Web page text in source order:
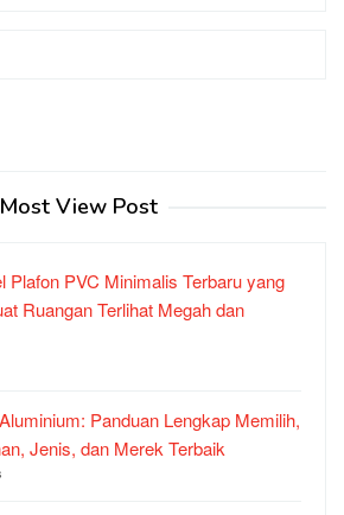
Most View Post
Plafon PVC Minimalis Terbaru yang
Ruangan Terlihat Megah dan
Panduan Lengkap Memilih,
Jenis, dan Merek Terbaik